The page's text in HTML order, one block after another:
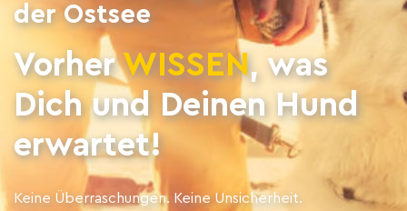
der Ostsee
VorherWISSEN, was
Dich und Deinen Hund
erwartet!
Keine Überraschungen. Keine Unsicherheit.